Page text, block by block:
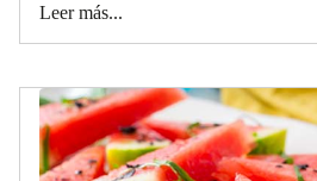
Leer más...